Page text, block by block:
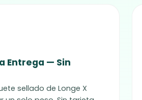
Entrega — Sin
sellado de Longe X